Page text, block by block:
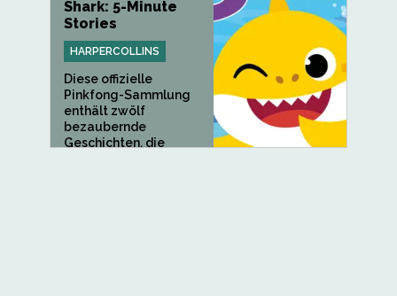
Shark: 5-Minute
Stories
HARPERCOLLINS
Diese offizielle
Pinkfong-Sammlung
enthält zwölf
bezaubernde
Geschichten, die